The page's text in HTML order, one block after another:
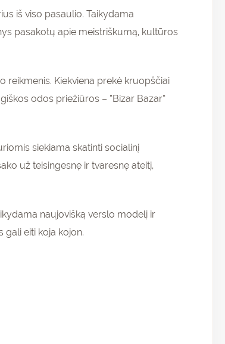
iš viso pasaulio. Taikydama
pasakotų apie meistriškumą, kultūros
reikmenis. Kiekviena prekė kruopščiai
odos priežiūros – “Bizar Bazar”
siekiama skatinti socialinį
už teisingesnę ir tvaresnę ateitį,
naujovišką verslo modelį ir
gali eiti koja kojon.